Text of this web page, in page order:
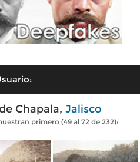
Chapala, Jalisco
primero (49 al 72 de 232):